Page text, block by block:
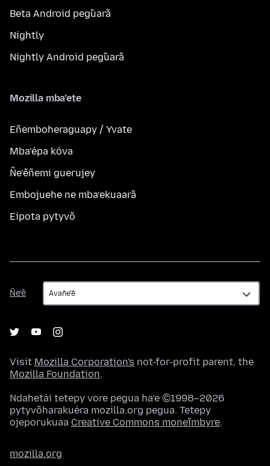
Beta Android peg̃uarã
Nightly
Nightly Android peg̃uarã
Mozilla mba’ete
Eñemboheraguapy / Yvate
Mba’épa kóva
Ñe’ẽñemi guerujey
Embojuehe ne mba’ekuaarã
Eipota pytyvõ
Ñe’ẽ
Ñe’ẽ
Visit Mozilla Corporation's not-for-profit parent, the
Mozilla Foundation.
Ndahetái tetepy vore pegua ha’e ©1998–2026
pytyvõharakuéra mozilla.org pegua. Tetepy
ojeporukuaa Creative Commons moneĩmbyre.
mozilla.org